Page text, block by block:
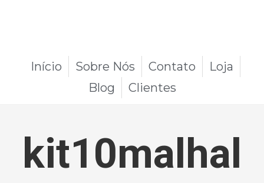
Início Sobre Nós Contato
Loja
Blog
Clientes
kit10malhal